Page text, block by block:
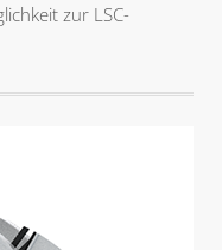
zur LSC-